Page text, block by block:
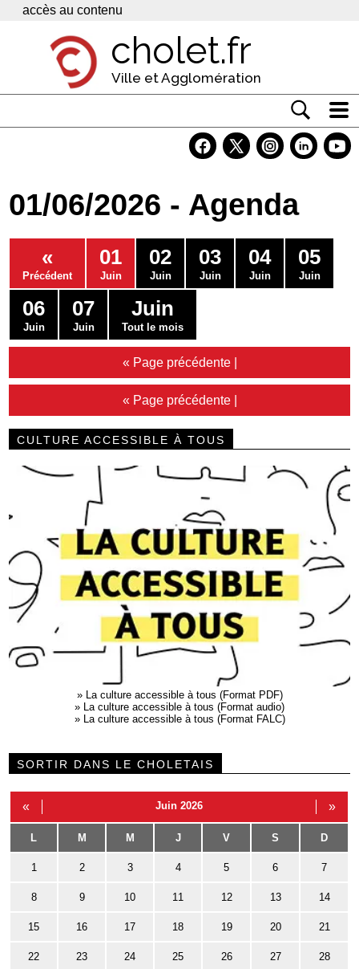
Panneau de gestion des cookies
accès au contenu
cholet.fr
Ville et Agglomération
Economie
Services
Contacts
01/06/2026 - Agenda
«
Précédent
01
Juin
02
Juin
03
Juin
04
Juin
05
Juin
06
Juin
07
Juin
Juin
Tout le mois
« Page précédente|
« Page précédente|
CULTURE ACCESSIBLE À TOUS
» La culture accessible à tous (Format PDF)
» La culture accessible à tous (Format audio)
» La culture accessible à tous (Format FALC)
SORTIR DANS LE CHOLETAIS
« Juin 2026 »
L M M J V S D
1 2 3 4 5 6 7
8 9 10 11 12 13 14
15 16 17 18 19 20 21
22 23 24 25 26 27 28